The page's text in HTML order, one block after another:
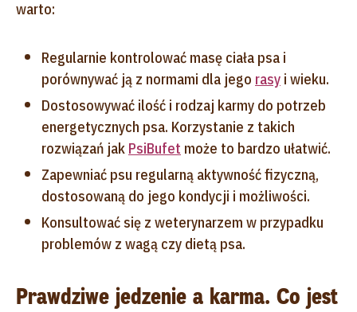
warto:
Regularnie kontrolować masę ciała psa i
porównywać ją z normami dla jego rasy i wieku.
Dostosowywać ilość i rodzaj karmy do potrzeb
energetycznych psa. Korzystanie z takich
rozwiązań jak PsiBufet może to bardzo ułatwić.
Zapewniać psu regularną aktywność fizyczną,
dostosowaną do jego kondycji i możliwości.
Konsultować się z weterynarzem w przypadku
problemów z wagą czy dietą psa.
Prawdziwe jedzenie a karma. Co jest